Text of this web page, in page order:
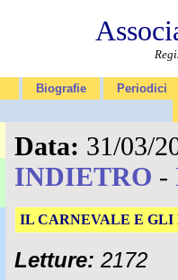
Biografie Periodici
Data: 31/03/
INDIETRO -
IL CARNEVALE E
Letture: 2172